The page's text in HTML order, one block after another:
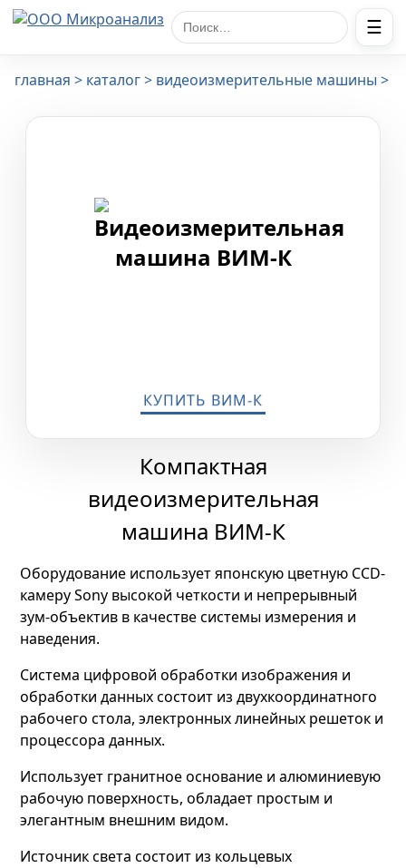
Поиск по сайту ☰
главная каталог видеоизмерительные машины
КУПИТЬ ВИМ-К
Компактная
видеоизмерительная
машина ВИМ-К
Оборудование использует японскую цветную CCD-
камеру Sony высокой четкости и непрерывный
зум-объектив в качестве системы измерения и
наведения.
Система цифровой обработки изображения и
обработки данных состоит из двухкоординатного
рабочего стола, электронных линейных решеток и
процессора данных.
Использует гранитное основание и алюминиевую
рабочую поверхность, обладает простым и
элегантным внешним видом.
Источник света состоит из кольцевых